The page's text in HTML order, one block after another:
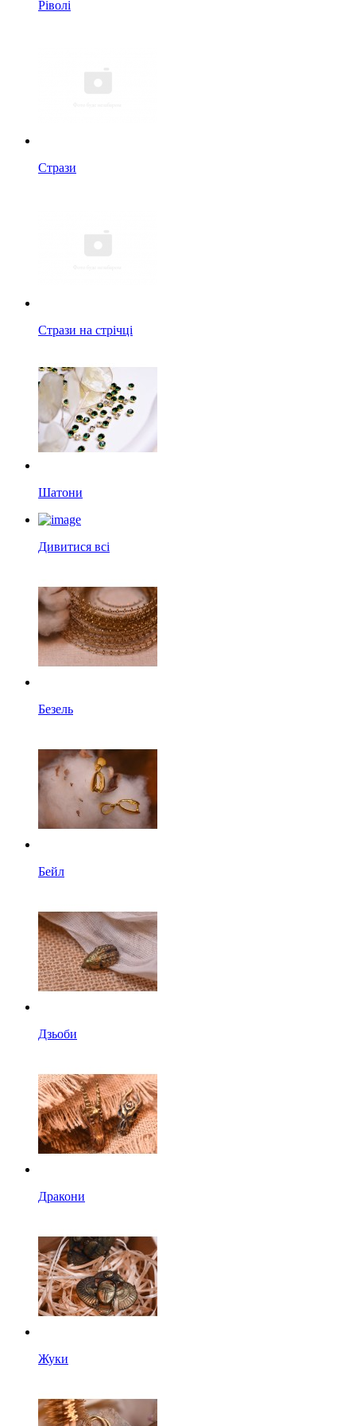
Ріволі
Стрази
Стрази на стрічці
Шатони
Дивитися всі
Безель
Бейл
Дзьоби
Дракони
Жуки